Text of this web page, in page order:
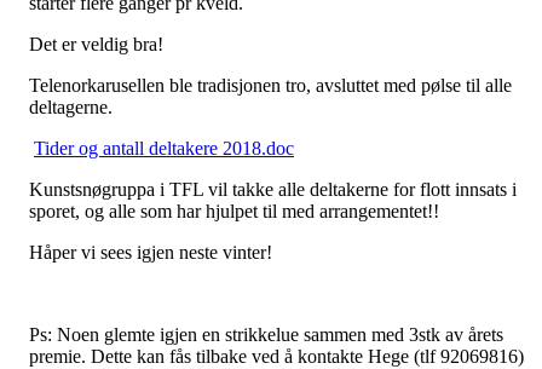
Det er veldig bra!
Telenorkarusellen ble tradisjonen tro, avsluttet med pølse til alle
deltagerne.
Tider og antall deltakere 2018.doc
Kunstsnøgruppa i TFL vil takke alle deltakerne for flott innsats i
sporet, og alle som har hjulpet til med arrangementet!!
Håper vi sees igjen neste vinter!
Ps: Noen glemte igjen en strikkelue sammen med 3stk av årets
premie. Dette kan fås tilbake ved å kontakte Hege (tlf 92069816)